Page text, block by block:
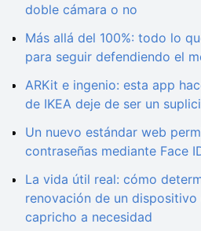
doble cámara o no
Más allá del 100%: todo lo
para seguir defendiendo el
ARKit e ingenio: esta app
de IKEA deje de ser un
Un nuevo estándar web
contraseñas mediante Face
La vida útil real: cómo
renovación de un
capricho a necesidad